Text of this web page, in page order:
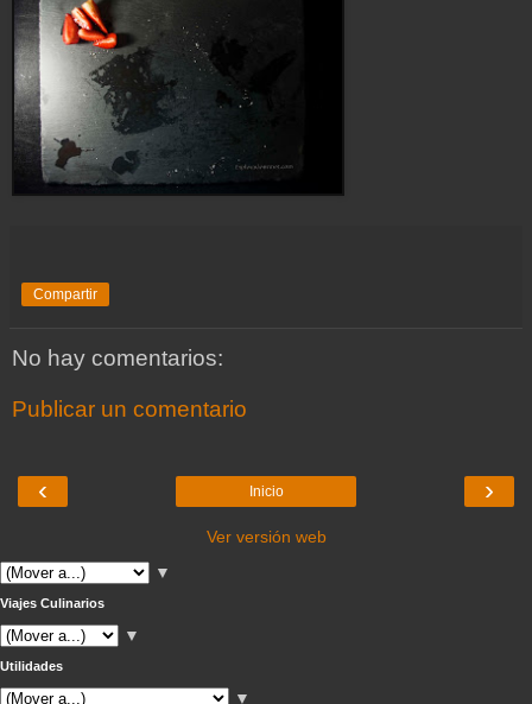
Compartir
No hay comentarios:
Publicar un comentario
‹ ›
Inicio
Ver versión web
▼
Viajes Culinarios
▼
Utilidades
▼